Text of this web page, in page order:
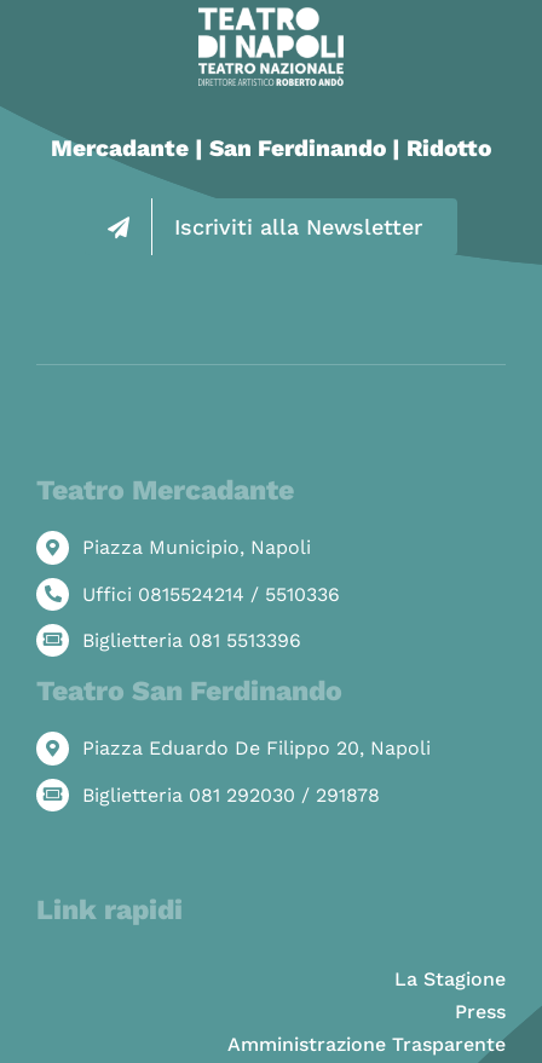
Mercadante | San Ferdinando | Ridotto
Iscriviti alla Newsletter
Teatro Mercadante
Piazza Municipio, Napoli
Uffici 0815524214 / 5510336
Biglietteria 081 5513396
Teatro San Ferdinando
Piazza Eduardo De Filippo 20, Napoli
Biglietteria 081 292030 / 291878
Link rapidi
La Stagione
Press
Amministrazione Trasparente